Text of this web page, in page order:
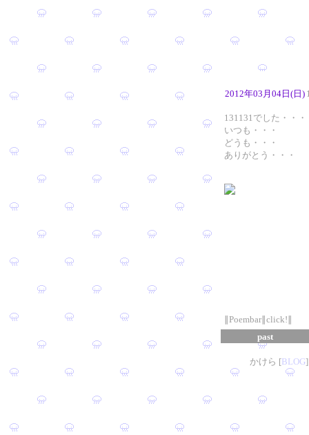
2012年03月04日(日)
131131でした・・・
いつも・・・
どうも・・・
ありがとう・・・
∥Poembar∥click!∥
past
かけら [BLOG